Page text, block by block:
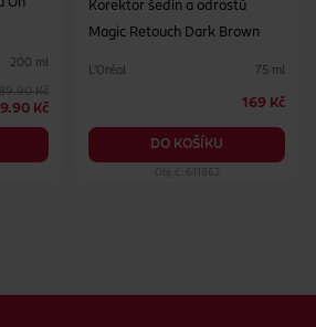
200 ml
Kč
Kč
Korektor šedin a odrostů
Magic Retouch Dark Brown
L'Oréal 75 ml
169 Kč
DO KOŠÍKU
Obj. č.: 611862